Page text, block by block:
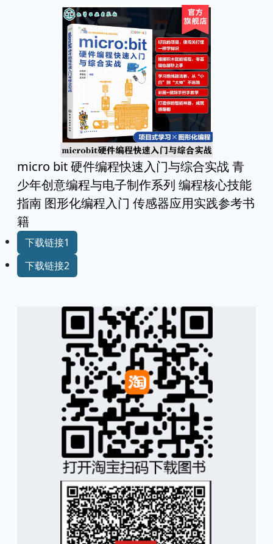
micro bit 硬件编程快速入门与综合实战 青
少年创意编程与电子制作系列 编程核心技能
指南 图形化编程入门 传感器应用实践参考书
籍
下载链接1
下载链接2